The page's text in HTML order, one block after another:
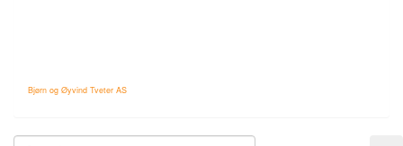
Bjørn og Øyvind Tveter AS